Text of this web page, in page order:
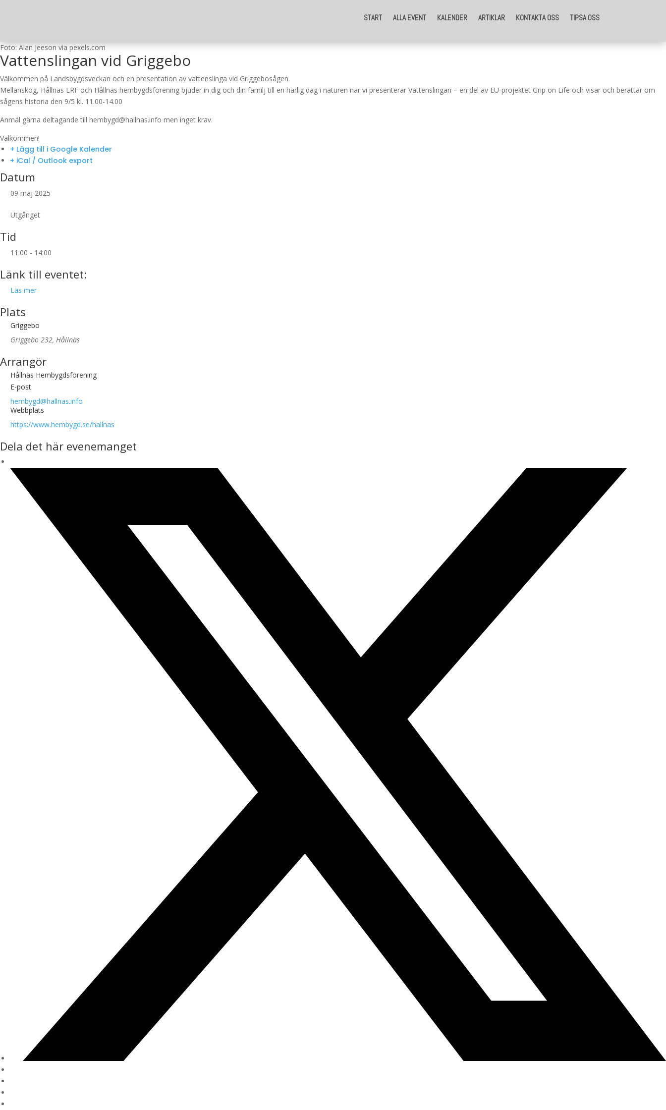
START ALLA EVENT KALENDER ARTIKLAR KONTAKTA OSS TIPSA OSS
Foto: Alan Jeeson via pexels.com
Vattenslingan vid Griggebo
Välkommen på Landsbygdsveckan och en presentation av vattenslinga vid Griggebosågen.
Mellanskog, Hållnäs LRF och Hållnäs hembygdsförening bjuder in dig och din familj till en härlig dag i naturen när vi presenterar Vattenslingan – en del av EU-projektet Grip on Life och visar och berättar om
sågens historia den 9/5 kl. 11.00-14.00
Anmäl gärna deltagande till hembygd@hallnas.info men inget krav.
Välkommen!
+ Lägg till i Google Kalender
+ iCal / Outlook export
Datum
09 maj 2025
Utgånget
Tid
11:00 - 14:00
Länk till eventet:
Läs mer
Plats
Griggebo
Griggebo 232, Hållnäs
Arrangör
Hållnäs Hembygdsförening
E-post
hembygd@hallnas.info
Webbplats
https://www.hembygd.se/hallnas
Dela det här evenemanget